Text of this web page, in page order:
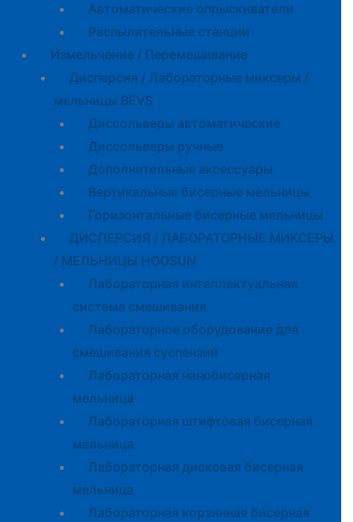
Автоматические опрыскиватели
Распылительные станции
Измельчение / Перемешивание
Дисперсия / Лабораторные миксеры /
мельницы BEVS
Диссольверы автоматические
Диссольверы ручные
Дополнительные аксессуары
Вертикальные бисерные мельницы
Горизонтальные бисерные мельницы
ДИСПЕРСИЯ / ЛАБОРАТОРНЫЕ МИКСЕРЫ
/ МЕЛЬНИЦЫ HOOSUN
Лабораторная интеллектуальная
система смешивания
Лабораторное оборудование для
смешивания суспензий
Лабораторная нанобисерная
мельница
Лабораторная штифтовая бисерная
мельница
Лабораторная дисковая бисерная
мельница
Лабораторная корзинная бисерная